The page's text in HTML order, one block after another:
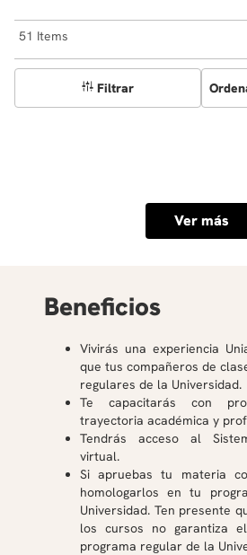
51
Filtrar
Ver más
Beneficios
Vivirás una experiencia
que tus compañeros de
regulares de la Universidad.
Te capacitarás con
trayectoria académica y
Tendrás acceso al
virtual.
Si apruebas tu materia
homologarlos en tu
Universidad. Ten presente
los cursos no garantiza
programa regular de la